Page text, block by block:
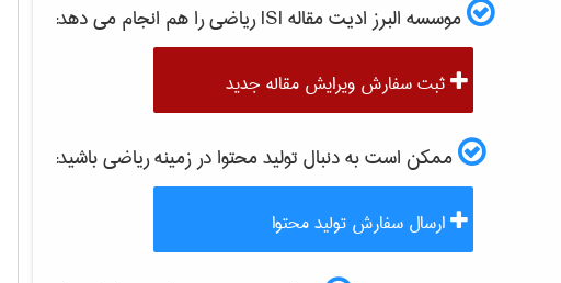
موسسه البرز ادیت مقاله ISI رياضیرا هم انجام می دهد:
ثبت سفارش ویرایش مقاله جدید
ممکن است به دنبال تولید محتوا در زمینهرياضیباشید:
ارسال سفارش تولید محتوا